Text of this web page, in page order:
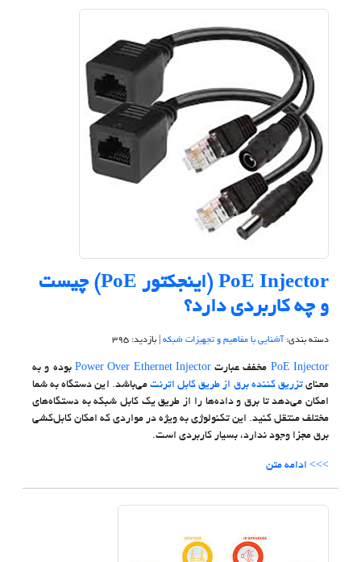
PoE Injector (اینجکتور PoE) چیست
و چه کاربردی دارد؟
دسته بندی: آشنایی با مفاهیم و تجهیزات شبکه | بازدید: 395
PoE Injector مخفف عبارتPower Over Ethernet Injector بوده و به
معنایتزریق کننده برق از طریق کابل اترنت می‌باشد. این دستگاه به شما
امکان می‌دهد تا برق و داده‌ها را از طریق یک کابل شبکه به دستگاه‌های
مختلف منتقل کنید. این تکنولوژی به ویژه در مواردی که امکان کابل‌کشی
برق مجزا وجود ندارد، بسیار کاربردی است.
>>> ادامه متن